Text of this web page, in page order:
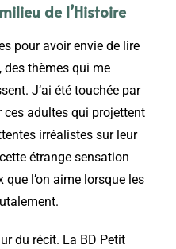
de l’Histoire
pour avoir envie de lire
des thèmes qui me
J’ai été touchée par
ces adultes qui projettent
irréalistes sur leur
étrange sensation
l’on aime lorsque les
du récit. La BD Petit